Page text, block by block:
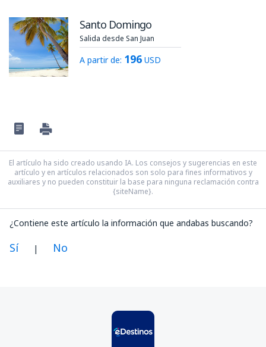
Santo Domingo
Salida desde San Juan
A partir de: 196 USD
El artículo ha sido creado usando IA. Los consejos y sugerencias en este
artículo y en artículos relacionados son solo para fines informativos y
auxiliares y no pueden constituir la base para ninguna reclamación contra
{siteName}.
¿Contiene este artículo la información que andabas buscando?
Sí | No
Contiene información incorrecta
No profundiza en el tema